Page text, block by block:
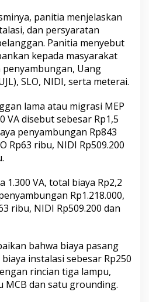
panitia menjelaskan
dan persyaratan
Panitia menyebut
kepada masyarakat
Uang
SLO, NIDI, serta meterai.
lama atau migrasi MEP
VA disebut sebesar Rp1,5
penyambungan Rp843
Rp63 ribu, NIDI Rp509.200
1.300 VA, total biaya Rp2,2
Rp1.218.000,
ribu, NIDI Rp509.200 dan
bahwa biaya pasang
instalasi sebesar Rp250
rincian tiga lampu,
dan satu grounding.